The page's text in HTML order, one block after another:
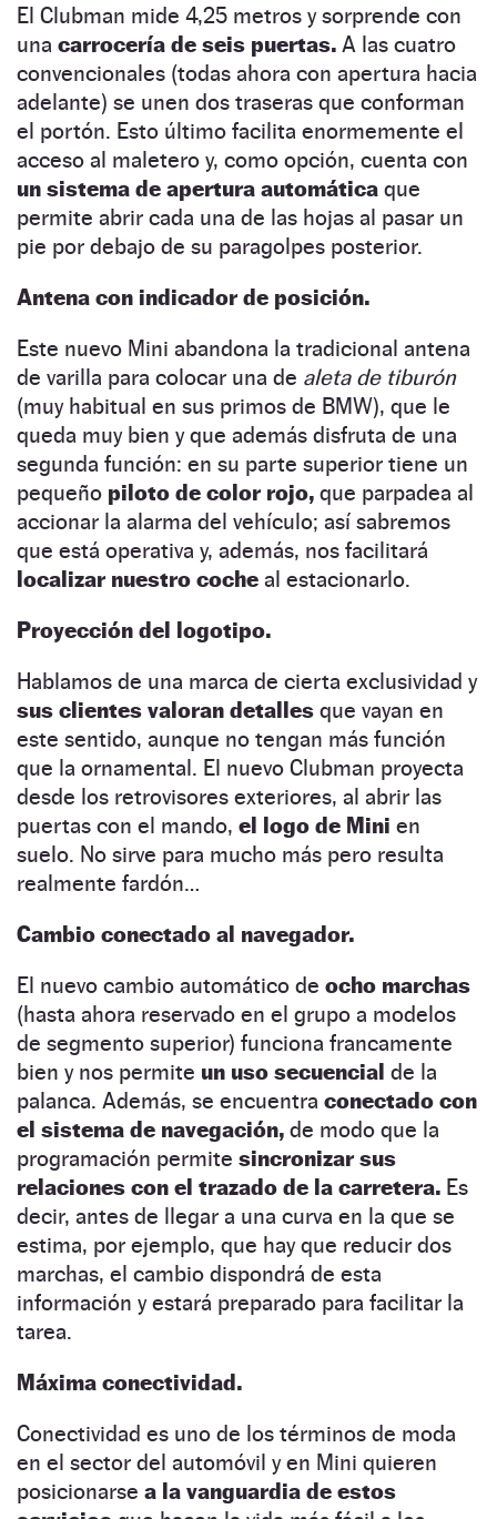
El Clubman mide 4,25 metros y sorprende con
una carrocería de seis puertas. A las cuatro
convencionales (todas ahora con apertura hacia
adelante) se unen dos traseras que conforman
el portón. Esto último facilita enormemente el
acceso al maletero y, como opción, cuenta con
un sistema de apertura automática que
permite abrir cada una de las hojas al pasar un
pie por debajo de su paragolpes posterior.
Antena con indicador de posición.
Este nuevo Mini abandona la tradicional antena
de varilla para colocar una de aleta de tiburón
(muy habitual en sus primos de BMW), que le
queda muy bien y que además disfruta de una
segunda función: en su parte superior tiene un
pequeño piloto de color rojo, que parpadea al
accionar la alarma del vehículo; así sabremos
que está operativa y, además, nos facilitará
localizar nuestro coche al estacionarlo.
Proyección del logotipo.
Hablamos de una marca de cierta exclusividad y
sus clientes valoran detalles que vayan en
este sentido, aunque no tengan más función
que la ornamental. El nuevo Clubman proyecta
desde los retrovisores exteriores, al abrir las
puertas con el mando, el logo de Mini en
suelo. No sirve para mucho más pero resulta
realmente fardón…
Cambio conectado al navegador.
El nuevo cambio automático de ocho marchas
(hasta ahora reservado en el grupo a modelos
de segmento superior) funciona francamente
bien y nos permite un uso secuencial de la
palanca. Además, se encuentra conectado con
el sistema de navegación, de modo que la
programación permite sincronizar sus
relaciones con el trazado de la carretera. Es
decir, antes de llegar a una curva en la que se
estima, por ejemplo, que hay que reducir dos
marchas, el cambio dispondrá de esta
información y estará preparado para facilitar la
tarea.
Máxima conectividad.
Conectividad es uno de los términos de moda
en el sector del automóvil y en Mini quieren
posicionarse a la vanguardia de estos